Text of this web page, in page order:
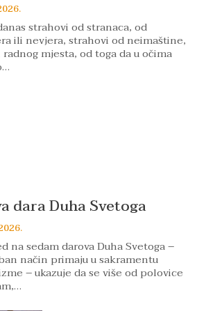
strahovi od stranaca, od
ili nevjera, strahovi od neimaštine,
mjesta, od toga da u očima
dara Duha Svetoga
na sedam darova Duha Svetoga –
način primaju u sakramentu
– ukazuje da se više od polovice